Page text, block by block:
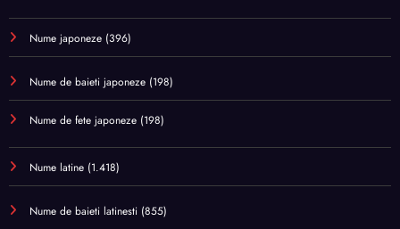
Nume japoneze (396)
Nume de baieti japoneze (198)
Nume de fete japoneze (198)
Nume latine (1.418)
Nume de baieti latinesti (855)